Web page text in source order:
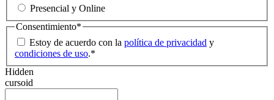
Presencial y Online
Consentimiento*
Estoy de acuerdo con la política de privacidad y
condiciones de uso.*
Hidden
cursoid